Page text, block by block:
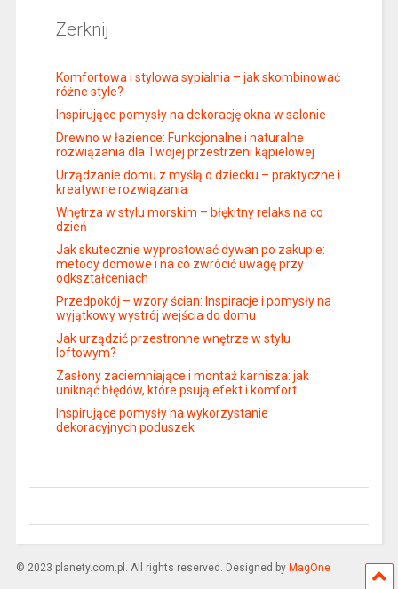
Zerknij
Komfortowa i stylowa sypialnia – jak skombinować
różne style?
Inspirujące pomysły na dekorację okna w salonie
Drewno w łazience: Funkcjonalne i naturalne
rozwiązania dla Twojej przestrzeni kąpielowej
Urządzanie domu z myślą o dziecku – praktyczne i
kreatywne rozwiązania
Wnętrza w stylu morskim – błękitny relaks na co
dzień
Jak skutecznie wyprostować dywan po zakupie:
metody domowe i na co zwrócić uwagę przy
odkształceniach
Przedpokój – wzory ścian: Inspiracje i pomysły na
wyjątkowy wystrój wejścia do domu
Jak urządzić przestronne wnętrze w stylu
loftowym?
Zasłony zaciemniające i montaż karnisza: jak
uniknąć błędów, które psują efekt i komfort
Inspirujące pomysły na wykorzystanie
dekoracyjnych poduszek
© 2023 planety.com.pl. All rights reserved. Designed by MagOne